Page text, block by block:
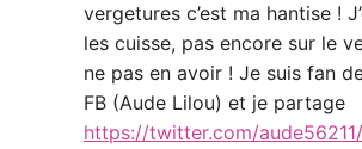
vergetures c’est ma hantise !
les cuisse, pas encore sur le
ne pas en avoir ! Je suis fan
FB (Aude Lilou) et je partage
https://twitter.com/